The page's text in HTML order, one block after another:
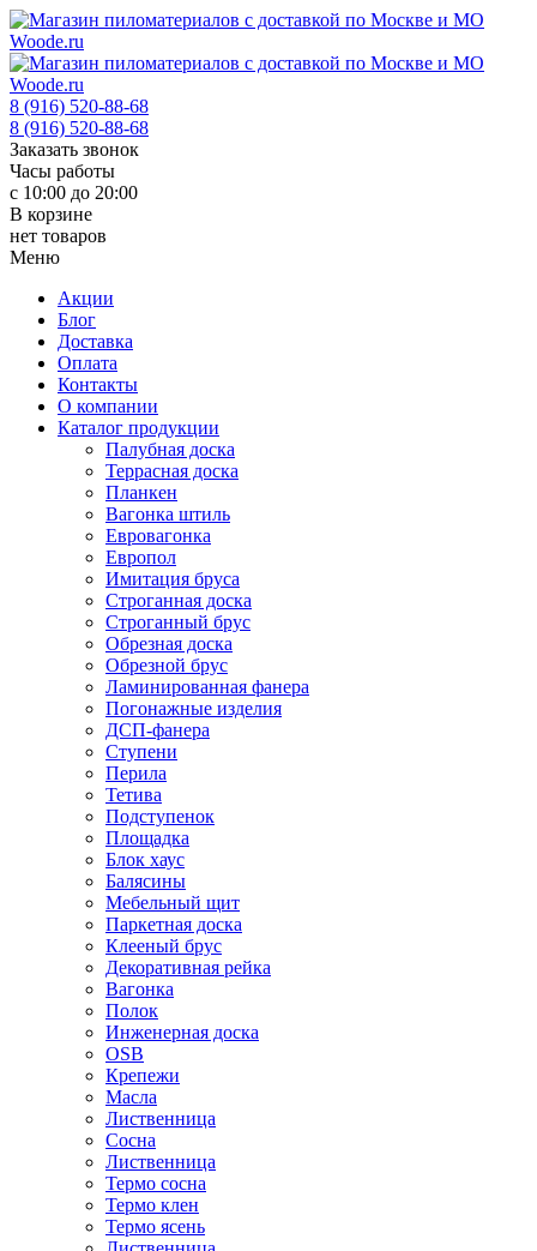
8 (916) 520-88-68
8 (916) 520-88-68
Заказать звонок
Часы работы
с 10:00 до 20:00
В корзине
нет товаров
Меню
Акции
Блог
Доставка
Оплата
Контакты
О компании
Каталог продукции
Палубная доска
Террасная доска
Планкен
Вагонка штиль
Евровагонка
Европол
Имитация бруса
Строганная доска
Строганный брус
Обрезная доска
Обрезной брус
Ламинированная фанера
Погонажные изделия
ДСП-фанера
Ступени
Перила
Тетива
Подступенок
Площадка
Блок хаус
Балясины
Мебельный щит
Паркетная доска
Клееный брус
Декоративная рейка
Вагонка
Полок
Инженерная доска
OSB
Крепежи
Масла
Лиственница
Сосна
Лиственница
Термо сосна
Термо клен
Термо ясень